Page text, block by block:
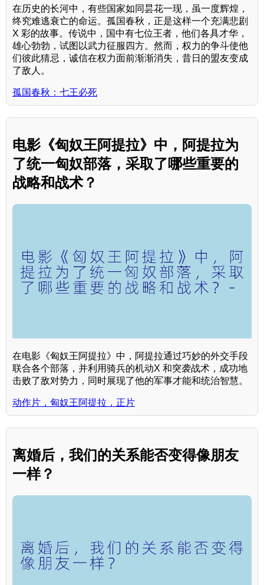
在历史的长河中，有些国家如同昙花一现，虽一度辉煌，
终究难逃衰亡的命运。孤国春秋，正是这样一个充满悲剧
X 彩的故事。传说中，国中有七位王者，他们各具才华，
雄心勃勃，试图以武力征服四方。然而，权力的争斗使他
们彼此猜忌，诚信在权力面前渐渐消失，昔日的盟友变成
了敌人。
孤国春秋：七王必死
电影《匈奴王阿提拉》中，阿提拉为
了统一匈奴部落，采取了哪些重要的
战略和战术？
在电影《匈奴王阿提拉》中，阿提拉通过巧妙的外交手段
联合各个部落，并利用骑兵的机动X 和突袭战术，成功地
击败了敌对势力，同时展现了他的军事才能和统治智慧。
动作片，匈奴王阿提拉，正片
离婚后，我们的关系能否变得像朋友
一样？